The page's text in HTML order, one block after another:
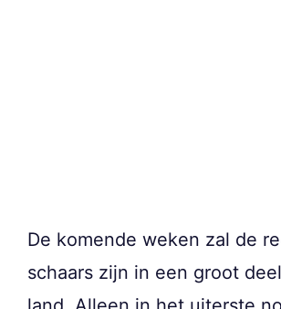
De komende weken zal de
schaars zijn in een groot